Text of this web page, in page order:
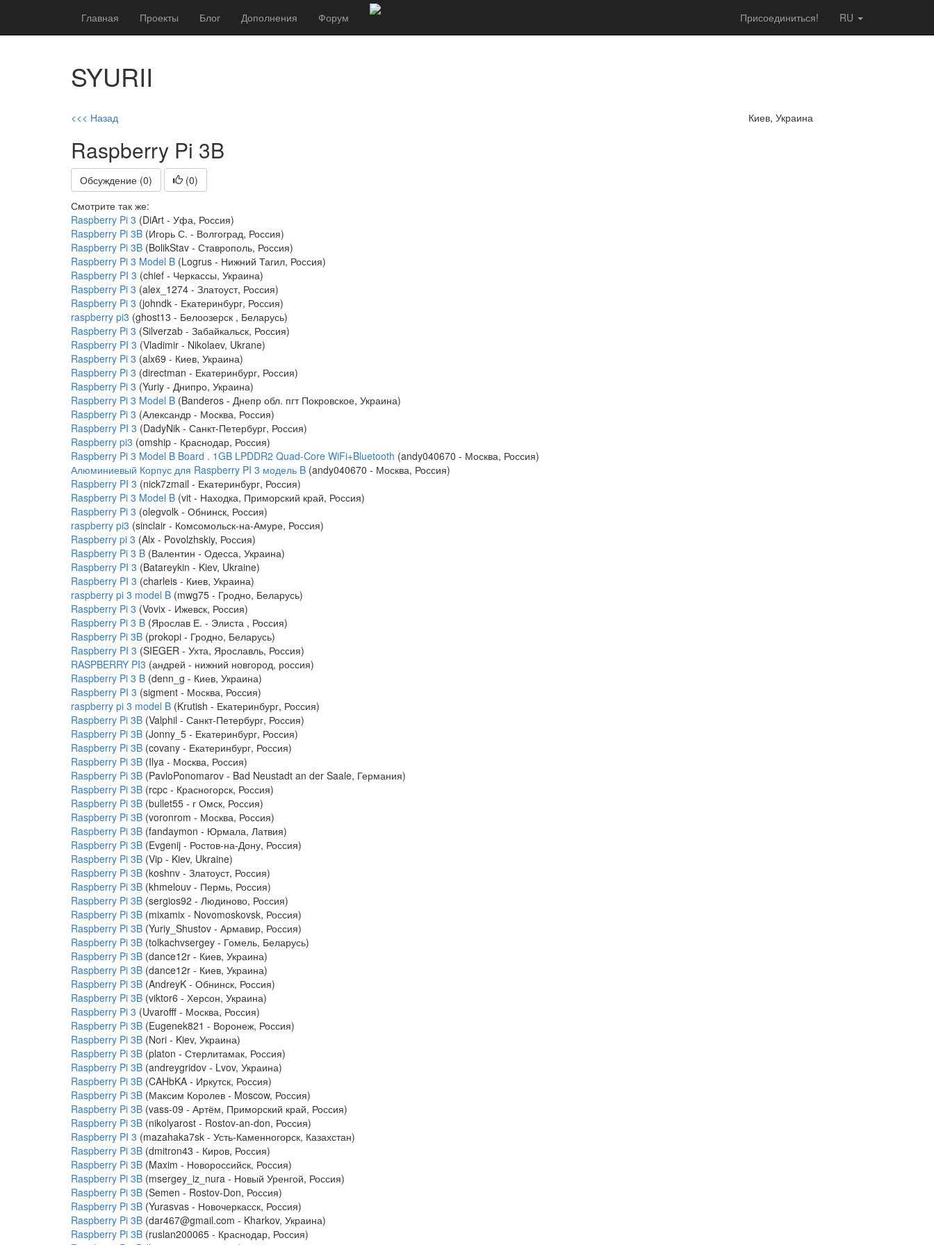
Главная Проекты Блог Дополнения Форум RU
Присоединиться!
SYURII
<<< Назад
Raspberry Pi 3B
Обсуждение (0) (0)
Смотрите так же:
Raspberry Pi 3 (DiArt - Уфа, Россия)
Raspberry Pi 3B (Игорь С. - Волгоград, Россия)
Raspberry Pi 3B (BolikStav - Ставрополь, Россия)
Raspberry Pi 3 Model B (Logrus - Нижний Тагил, Россия)
Raspberry PI 3 (chief - Черкассы, Украина)
Raspberry Pi 3 (alex_1274 - Златоуст, Россия)
Raspberry Pi 3 (johndk - Екатеринбург, Россия)
raspberry pi3 (ghost13 - Белоозерск , Беларусь)
Raspberry Pi 3 (Silverzab - Забайкальск, Россия)
Raspberry PI 3 (Vladimir - Nikolaev, Ukrane)
Raspberry Pi 3 (alx69 - Киев, Украина)
Raspberry Pi 3 (directman - Екатеринбург, Россия)
Raspberry Pi 3 (Yuriy - Днипро, Украина)
Raspberry Pi 3 Model B (Banderos - Днепр обл. пгт Покровское, Украина)
Raspberry Pi 3 (Александр - Москва, Россия)
Raspberry PI 3 (DadyNik - Санкт-Петербург, Россия)
Raspberry pi3 (omship - Краснодар, Россия)
Raspberry Pi 3 Model B Board . 1GB LPDDR2 Quad-Core WiFi+Bluetooth (andy040670 - Москва, Россия)
Алюминиевый Корпус для Raspberry PI 3 модель B (andy040670 - Москва, Россия)
Raspberry PI 3 (nick7zmail - Екатеринбург, Россия)
Raspberry Pi 3 Model B (vit - Находка, Приморский край, Россия)
Raspberry Pi 3 (olegvolk - Обнинск, Россия)
raspberry pi3 (sinclair - Комсомольск-на-Амуре, Россия)
Raspberry pi 3 (Alx - Povolzhskiy, Россия)
Raspberry Pi 3 B (Валентин - Одесса, Украина)
Raspberry PI 3 (Batareykin - Kiev, Ukraine)
Raspberry PI 3 (charleis - Киев, Украина)
raspberry pi 3 model B (mwg75 - Гродно, Беларусь)
Raspberry Pi 3 (Vovix - Ижевск, Россия)
Raspberry Pi 3 B (Ярослав Е. - Элиста , Россия)
Raspberry Pi 3B (prokopi - Гродно, Беларусь)
Raspberry PI 3 (SIEGER - Ухта, Ярославль, Россия)
RASPBERRY PI3 (андрей - нижний новгород, россия)
Raspberry Pi 3 B (denn_g - Киев, Украина)
Raspberry PI 3 (sigment - Москва, Россия)
raspberry pi 3 model B (Krutish - Екатеринбург, Россия)
Raspberry Pi 3B (Valphil - Санкт-Петербург, Россия)
Raspberry Pi 3B (Jonny_5 - Екатеринбург, Россия)
Raspberry Pi 3B (covany - Екатеринбург, Россия)
Raspberry Pi 3B (Ilya - Москва, Россия)
Raspberry Pi 3B (PavloPonomarov - Bad Neustadt an der Saale, Германия)
Raspberry Pi 3B (rcpc - Красногорск, Россия)
Raspberry Pi 3B (bullet55 - г Омск, Россия)
Raspberry Pi 3B (voronrom - Москва, Россия)
Raspberry Pi 3B (fandaymon - Юрмала, Латвия)
Raspberry Pi 3B (Evgenij - Ростов-на-Дону, Россия)
Raspberry Pi 3B (Vip - Kiev, Ukraine)
Raspberry Pi 3B (koshnv - Златоуст, Россия)
Raspberry Pi 3B (khmelouv - Пермь, Россия)
Raspberry Pi 3B (sergios92 - Людиново, Россия)
Raspberry Pi 3B (mixamix - Novomoskovsk, Россия)
Raspberry Pi 3B (Yuriy_Shustov - Армавир, Россия)
Raspberry Pi 3B (tolkachvsergey - Гомель, Беларусь)
Raspberry Pi 3B (dance12r - Киев, Украина)
Raspberry Pi 3B (dance12r - Киев, Украина)
Raspberry Pi 3B (AndreyK - Обнинск, Россия)
Raspberry Pi 3B (viktor6 - Херсон, Украина)
Raspberry Pi 3 (Uvarofff - Москва, Россия)
Raspberry Pi 3B (Eugenek821 - Воронеж, Россия)
Raspberry Pi 3B (Nori - Kiev, Украина)
Raspberry Pi 3B (platon - Стерлитамак, Россия)
Raspberry Pi 3B (andreygridov - Lvov, Украина)
Raspberry Pi 3B (CAHbKA - Иркутск, Россия)
Raspberry Pi 3B (Максим Королев - Moscow, Россия)
Raspberry Pi 3B (vass-09 - Артём, Приморский край, Россия)
Raspberry Pi 3B (nikolyarost - Rostov-an-don, Россия)
Raspberry PI 3 (mazahaka7sk - Усть-Каменногорск, Казахстан)
Raspberry Pi 3B (dmitron43 - Киров, Россия)
Raspberry Pi 3B (Maxim - Новороссийск, Россия)
Raspberry Pi 3B (msergey_iz_nura - Новый Уренгой, Россия)
Raspberry Pi 3B (Semen - Rostov-Don, Россия)
Raspberry Pi 3B (Yurasvas - Новочеркасск, Россия)
Raspberry Pi 3B (dar467@gmail.com - Kharkov, Украина)
Raspberry Pi 3B (ruslan200065 - Краснодар, Россия)
Киев, Украина